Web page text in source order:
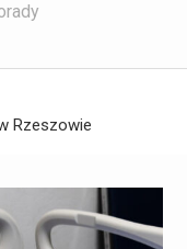
Rzeszowie